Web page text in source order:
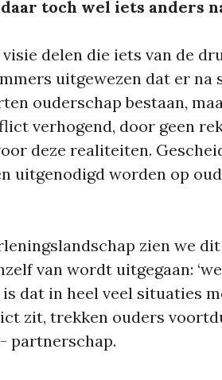
toch wel iets anders
delen die iets van de
uitgewezen dat er na
ouderschap bestaan,
verhogend, door geen
deze realiteiten.
uitgenodigd worden op
zien we
van wordt uitgegaan:
is dat in heel veel situaties
zit, trekken ouders
partnerschap.